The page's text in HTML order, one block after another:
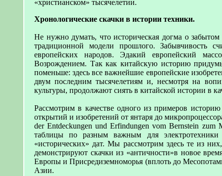
«христианском» тысячелетии.
Хронологические скачки в истории техники.
Не нужно думать, что историческая догма о
традиционной модели прошлого. Забывчивость
европейских народов. Эдакий европейский
Возрождением. Так как китайскую историю
поменьше: здесь все важнейшие европейские
двум последним тысячелетиям и, несмотря на
культуры, продолжают сиять в китайской истории в
Рассмотрим в качестве одного из примеров
открытий и изобретений от янтаря до
der Entdeckungen und Erfindungen vom Bernstein
таблицы по разным важным для
«исторических» дат. Мы рассмотрим здесь те из
демонстрируют скачки из «античности»в новое
Европы и Присредиземноморья (вплоть до
Азии.